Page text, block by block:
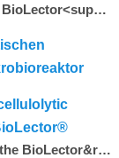
In this study, we demonstrate that the BioLector<sup>&reg;</sup> is a suitable device for online strain screening and for the investigation of the impact of different yeast extracts on biomass production of the acetic acid bacterium <em>Komagataeibacter hansenii</em> Ko-0201. Experiments were performed under controlled and uncontrolled pH conditions.
In this application note we show, that the BioLector&reg; system is suitable for high throughput fermentation of <em>T. reesei</em> while maintaining essentially the same morphology, cellulase production and growth kinetics as in conventional shake flask fermentations. Furthermore, we demonstrate different application examples that take advantage of the optical online measurement capabilities of the BioLector&reg;.